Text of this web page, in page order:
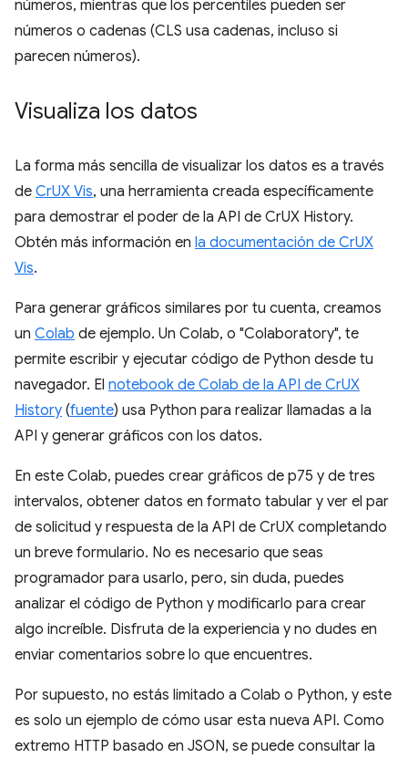
números, mientras que los percentiles pueden ser
números o cadenas (CLS usa cadenas, incluso si
parecen números).
Visualiza los datos
La forma más sencilla de visualizar los datos es a través
de CrUX Vis, una herramienta creada específicamente
para demostrar el poder de la API de CrUX History.
Obtén más información en la documentación de CrUX
Vis.
Para generar gráficos similares por tu cuenta, creamos
un Colab de ejemplo. Un Colab, o "Colaboratory", te
permite escribir y ejecutar código de Python desde tu
navegador. El notebook de Colab de la API de CrUX
History (fuente) usa Python para realizar llamadas a la
API y generar gráficos con los datos.
En este Colab, puedes crear gráficos de p75 y de tres
intervalos, obtener datos en formato tabular y ver el par
de solicitud y respuesta de la API de CrUX completando
un breve formulario. No es necesario que seas
programador para usarlo, pero, sin duda, puedes
analizar el código de Python y modificarlo para crear
algo increíble. Disfruta de la experiencia y no dudes en
enviar comentarios sobre lo que encuentres.
Por supuesto, no estás limitado a Colab o Python, y este
es solo un ejemplo de cómo usar esta nueva API. Como
extremo HTTP basado en JSON, se puede consultar la